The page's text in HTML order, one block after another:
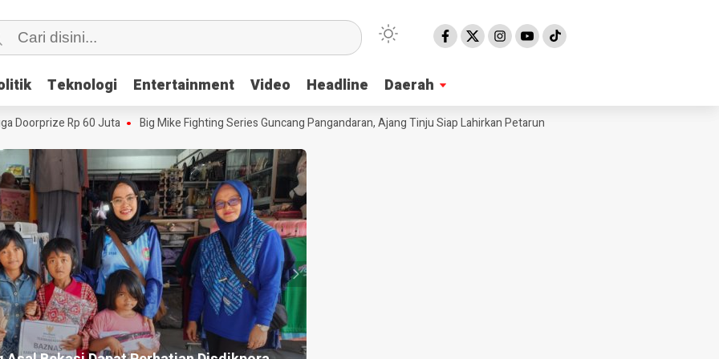
Teknologi Entertainment Video Headline Daerah
Teknologi Entertainment Video Headline Daerah
Rp 60 Juta Big Mike Fighting Series Guncang Pangandaran, Ajang Tinju Siap Lahirkan Petarung Muda